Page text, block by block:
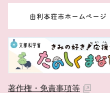
由利本荘市ホームペー
著作権・免責事項等